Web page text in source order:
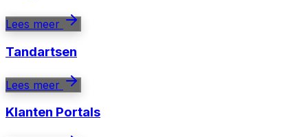
Lees meer
Tandartsen
Lees meer
Klanten Portals